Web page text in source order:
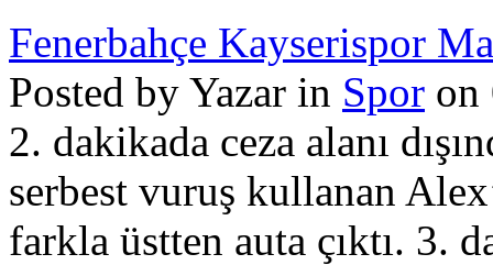
Fenerbahçe Kayserispor
Posted by Yazar in Spor on
2. dakikada ceza alanı
serbest vuruş kullanan
farkla üstten auta çıktı. 3.